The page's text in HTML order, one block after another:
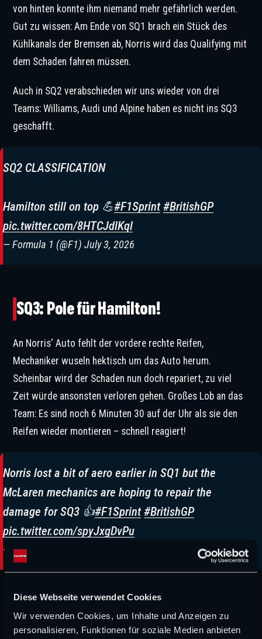
Diese Webseite verwendet Cookies
Wir verwenden Cookies, um Inhalte und Anzeigen zu
personalisieren, Funktionen für soziale Medien anbieten
von hinten konnte ihm niemand mehr gefährlich werden.
Gut zu wissen: Am Ende von SQ1 brach ein Stück des
Kühlkanals der Bremsen ab, Norris wird das Qualifying mit
dem Schaden fahren müssen.
Auch in SQ2 verabschieden wir uns wieder von drei
Teams: Williams, Audi und Alpine haben es nicht ins SQ3
geschafft.
SQ2 CLASSIFICATION
Hamilton still on top 💪#F1Sprint #BritishGP
pic.twitter.com/8HTCJdlKql
— Formula 1 (@F1) July 3, 2026
SQ3: Pole für Hamilton!
An Norris‘ Auto fehlt der vordere rechte Reifen,
Mechaniker wuseln hektisch um das Auto herum.
Scheinbar wird der Schaden nun doch repariert, zu viel
Zeit würde ansonsten verloren gehen. Großes Lob an das
Team: Es sind noch 6 Minuten 30 auf der Uhr als sie den
Reifen wieder montieren – schnell reagiert!
Norris lost a bit of aero earlier in SQ1 but the
McLaren mechanics are hoping to repair the
damage for SQ3 👍#F1Sprint #BritishGP
pic.twitter.com/spyJxgDvPu
— Formula 1 (@F1)
Die übrigen Zehn machen es spannend. Erst als noch drei
Minuten auf der Uhr sind, fährt das erste Auto raus und